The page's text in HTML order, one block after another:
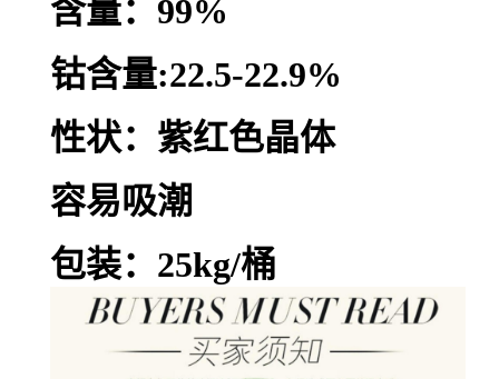
含量：99%
钴含量:22.5-22.9%
性状：紫红色晶体
容易吸潮
包装：25kg/桶